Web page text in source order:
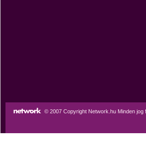
© 2007 Copyright Network.hu Minden jog